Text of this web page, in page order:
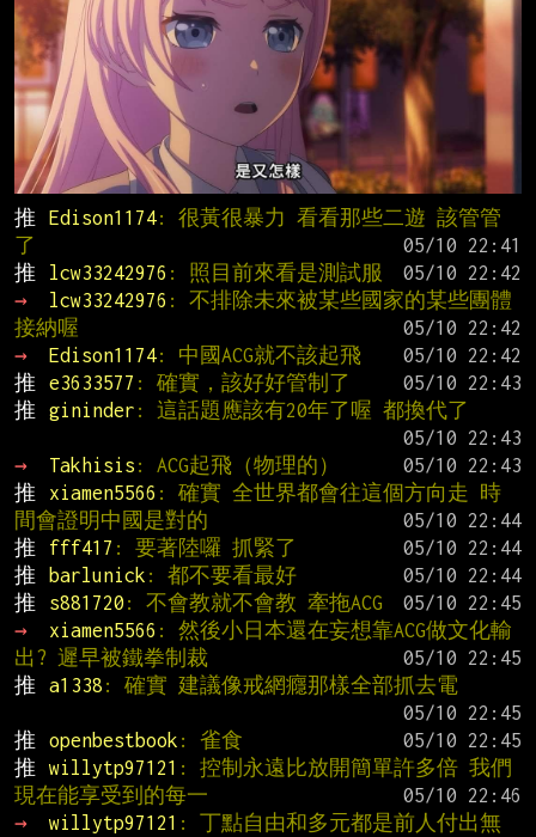
推 Edison1174: 很黃很暴力 看看那些二遊 該管管
了
推
lcw33242976 : 照目前來看是測試服
→
lcw33242976 : 不排除未來被某些國家的某些團體
接納喔
→
Edison1174: 中國ACG就不該起飛
推
e3633577 : 確實，該好好管制了
推
gininder : 這話題應該有20年了喔 都換代了
→
Takhisis : ACG起飛（物理的）
推
xiamen5566 : 確實 全世界都會往這個方向走 時
間會證明中國是對的
推
fff417 : 要著陸囉 抓緊了
推
barlunick : 都不要看最好
推
s881720 : 不會教就不會教 牽拖ACG
→
xiamen5566 : 然後小日本還在妄想靠ACG做文化輸
出? 遲早被鐵拳制裁
推
a1338 : 確實 建議像戒網癮那樣全部抓去電
推
openbestbook : 雀食
推
willytp97121 : 控制永遠比放開簡單許多倍 我們
現在能享受到的每一
→
willytp97121 : 丁點自由和多元都是前人付出無